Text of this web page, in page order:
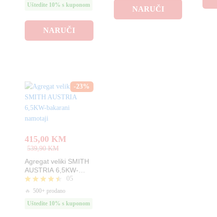
od 5
Uštedite 10% s kuponom
NARUČI
NARUČI
-23%
415,00 KM
539,90KM
Agregat veliki SMITH
AUSTRIA 6,5KW-
bakarani namotaji
Ocjenjeno
od 5
05
🔥
500+ prodano
Uštedite 10% s kuponom